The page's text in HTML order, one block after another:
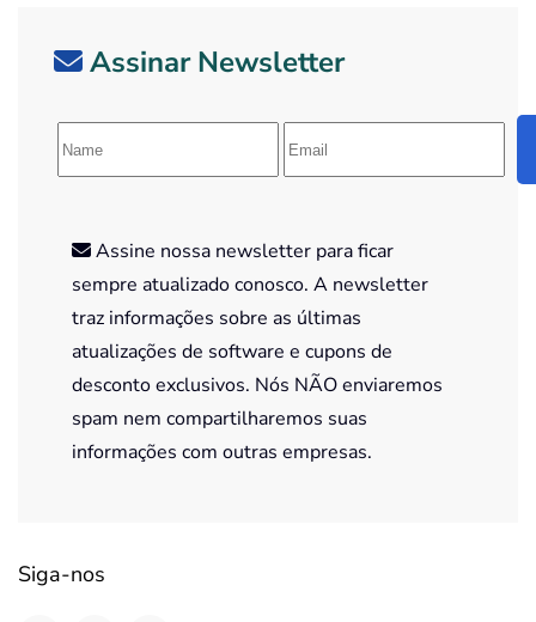
Assinar Newsletter
Assine nossa newsletter para ficar
sempre atualizado conosco. A newsletter
traz informações sobre as últimas
atualizações de software e cupons de
desconto exclusivos. Nós NÃO enviaremos
spam nem compartilharemos suas
informações com outras empresas.
Siga-nos